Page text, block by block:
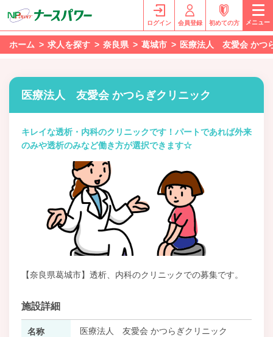
ログイン 会員登録 初めての方 メニュー
ホーム 求人を探す 奈良県 葛城市 医療法人 友愛会 かつ
医療法人 友愛会 かつらぎクリニック
キレイな透析・内科のクリニックです！パートであれば外来
のみや透析のみなど働き方が選択できます☆
【奈良県葛城市】透析、内科のクリニックでの募集です。
施設詳細
名称 医療法人 友愛会 かつらぎクリニック